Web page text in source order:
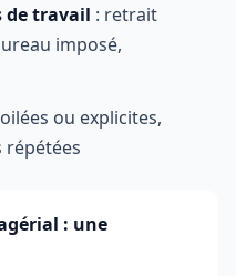
de travail : retrait
imposé,
ou explicites,
répétées
: une